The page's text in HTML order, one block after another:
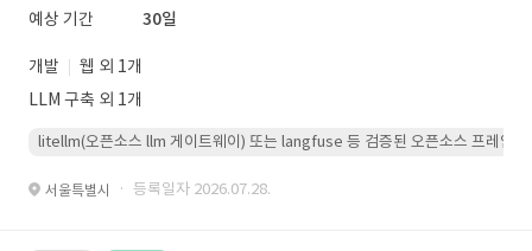
예상 기간
30일
개발
웹 외 1개
LLM 구축 외 1개
litellm(오픈소스 llm 게이트웨이) 또는 langfuse 등 검증된 오픈소스 프레임워
서울특별시 · 등록일자 2026.07.28.